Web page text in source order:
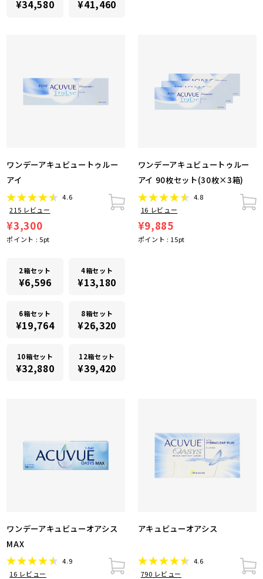
¥34,580 ¥41,460
ワンデーアキュビュートゥルー
アイ
4.6
215 レビュー
¥3,300
ポイント : 5pt
2箱セット
¥6,596
4箱セット
¥13,180
6箱セット
¥19,764
8箱セット
¥26,320
10箱セット
¥32,880
12箱セット
¥39,420
ワンデーアキュビュートゥルー
アイ 90枚セット(30枚×3箱)
4.8
16 レビュー
¥9,885
ポイント : 15pt
ワンデーアキュビューオアシス
MAX
4.9
16 レビュー
アキュビューオアシス
4.6
790 レビュー